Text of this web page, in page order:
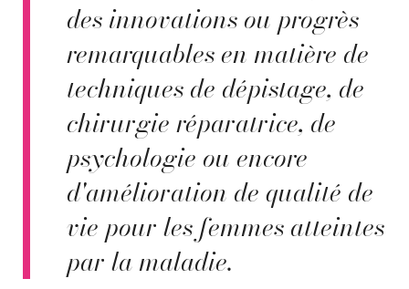
des innovations ou progrès
remarquables en matière de
techniques de dépistage, de
chirurgie réparatrice, de
psychologie ou encore
d'amélioration de qualité de
vie pour les femmes atteintes
par la maladie.